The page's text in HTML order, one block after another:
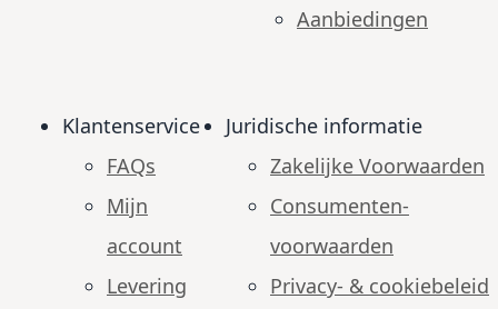
Aanbiedingen
Klantenservice
FAQs
Mijn
account
Levering
Juridische informatie
Zakelijke Voorwaarden
Consumenten­
voorwaarden
Privacy- & cookiebeleid